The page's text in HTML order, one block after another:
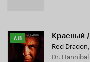
Рейтинг
Кинопоиска
7.8 Красный
Red Dragon,
Dr.